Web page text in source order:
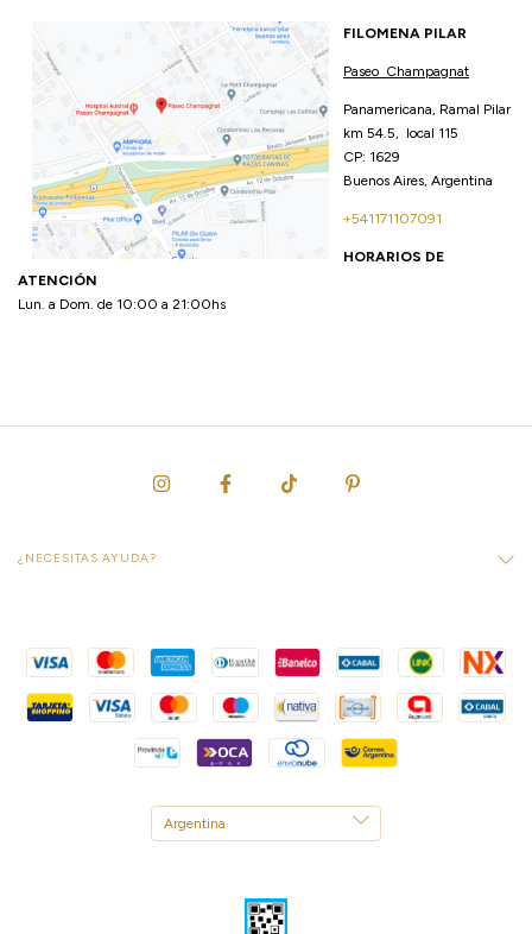
FILOMENA PILAR
Paseo Champagnat
Panamericana, Ramal Pilar
km 54.5, local 115
CP: 1629
Buenos Aires, Argentina
+541171107091
HORARIOS DE
ATENCIÓN
Lun. a Dom. de 10:00 a 21:00hs
¿NECESITAS AYUDA?